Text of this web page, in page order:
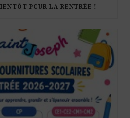
POUR LA RENTRÉE !